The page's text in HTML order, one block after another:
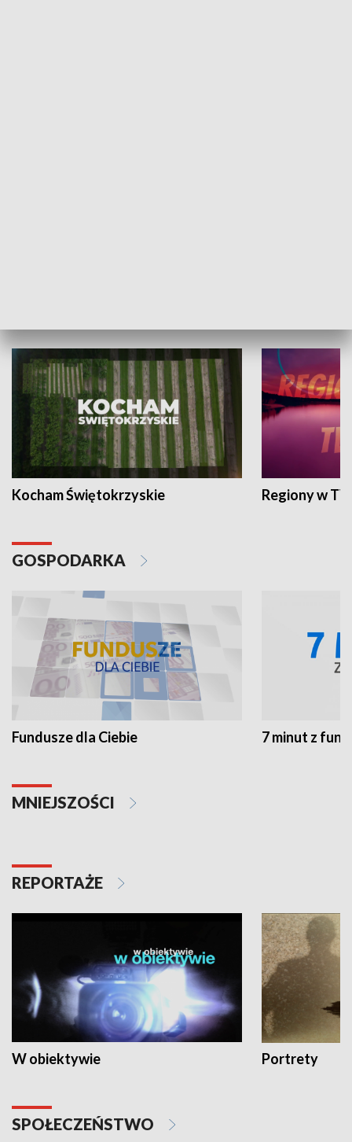
Kocham Świętokrzyskie Regiony w
GOSPODARKA
Fundusze dla Ciebie 7 minut z
MNIEJSZOŚCI
REPORTAŻE
W obiektywie Portrety
SPOŁECZEŃSTWO